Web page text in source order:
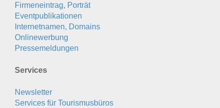
Firmeneintrag, Porträt
Eventpublikationen
Internetnamen, Domains
Onlinewerbung
Pressemeldungen
Services
Newsletter
Services für Tourismusbüros